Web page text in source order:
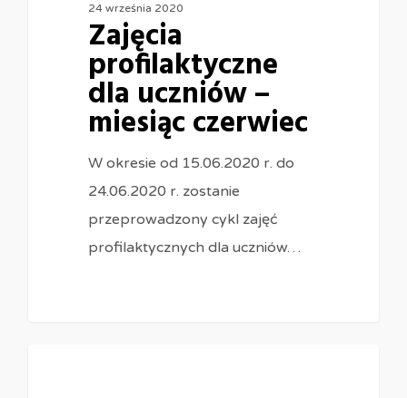
24 września 2020
Zajęcia
profilaktyczne
dla uczniów –
miesiąc czerwiec
W okresie od 15.06.2020 r. do
24.06.2020 r. zostanie
przeprowadzony cykl zajęć
profilaktycznych dla uczniów…